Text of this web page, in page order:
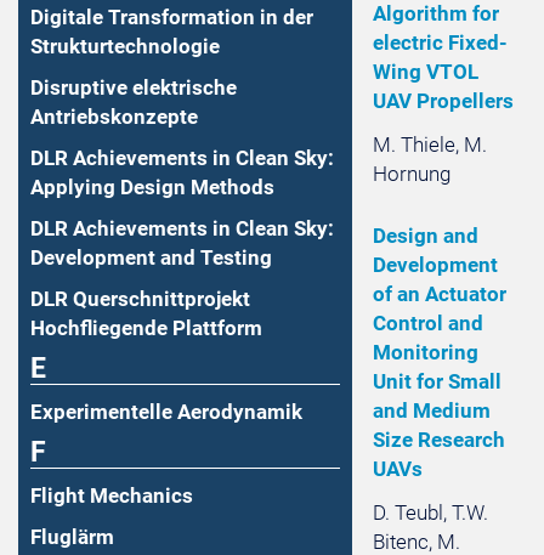
Digitale Transformation in der
Strukturtechnologie
Disruptive elektrische
Antriebskonzepte
DLR Achievements in Clean Sky:
Applying Design Methods
DLR Achievements in Clean Sky:
Development and Testing
DLR Querschnittprojekt
Hochfliegende Plattform
E
Experimentelle Aerodynamik
F
Flight Mechanics
Fluglärm
Algorithm for
electric Fixed-
Wing VTOL
UAV Propellers
M. Thiele, M.
Hornung
Design and
Development
of an Actuator
Control and
Monitoring
Unit for Small
and Medium
Size Research
UAVs
D. Teubl, T.W.
Bitenc, M.